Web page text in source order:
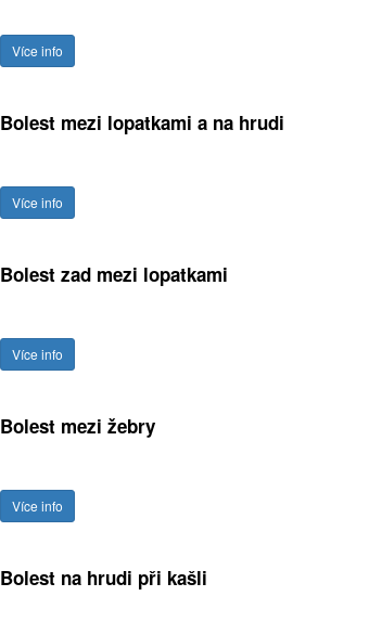
Více info
Bolest mezi lopatkami a na hrudi
Více info
Bolest zad mezi lopatkami
Více info
Bolest mezi žebry
Více info
Bolest na hrudi při kašli